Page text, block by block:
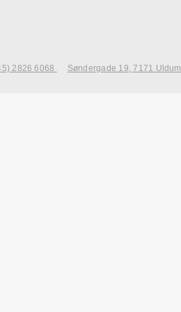
2826 6068 Søndergade 19, 7171 Uldum